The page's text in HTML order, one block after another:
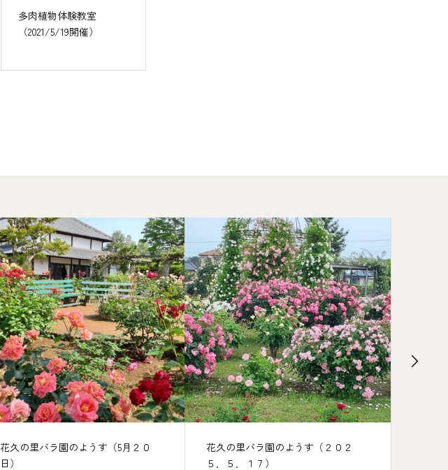
多肉植物体験教室
（2021/5/19開催）
花久の里バラ園のようす（5月２０
日）
花久の里バラ園のようす（２０２
５．５．１７）